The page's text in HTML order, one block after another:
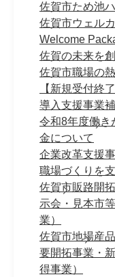
佐賀市ため池
佐賀市ウェル
Welcome
佐賀の未来を
佐賀市職場の
【新規受付終
導入支援事業
令和8年度働き
金について
企業改革支援
職場づくりを
佐賀市販路開
示会・見本市
業）
佐賀市地場産
要開拓事業・
得事業）